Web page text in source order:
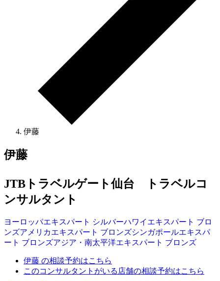
伊藤
伊藤
JTBトラベルゲート仙台 トラベルコ
ンサルタント
ヨーロッパエキスパート シルバーハワイ エキスパート ブロ
ンズアメリカエキスパート ブロンズシンガポールエキスパ
ート ブロンズアジア・南太平洋エキスパート ブロンズ
伊藤 の相談予約はこちら
このコンサルタントがいる店舗の相談予約はこちら